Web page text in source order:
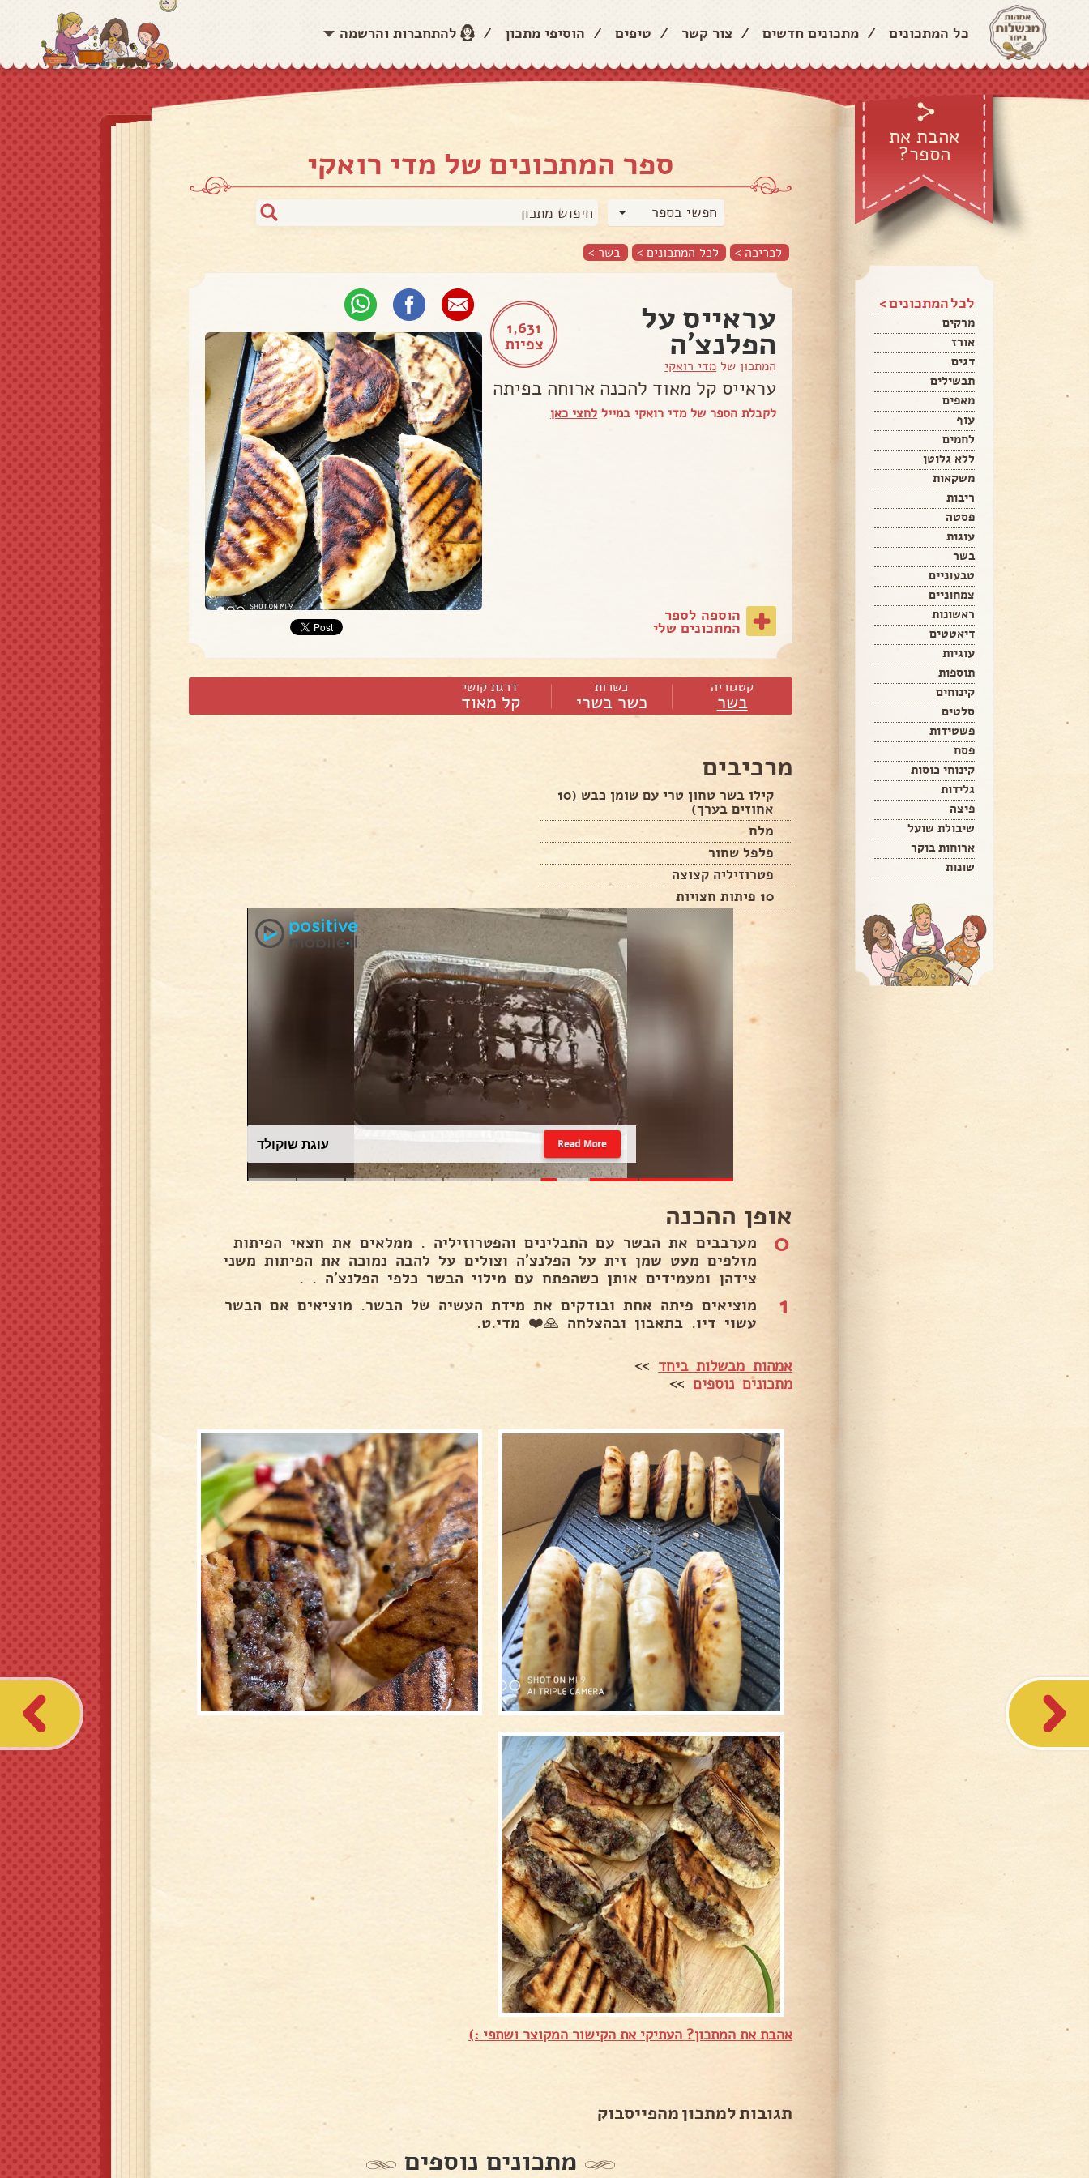
כל המתכונים / מתכונים חדשים / צור קשר / טיפים / הוסיפי מתכון / להתחברות והרשמה
אהבת את
הספר?
לכל המתכונים >
מרקים
אורז
דגים
תבשילים
מאפים
עוף
לחמים
ללא גלוטן
משקאות
ריבות
פסטה
עוגות
בשר
טבעוניים
צמחוניים
ראשונות
דיאטטים
עוגיות
תוספות
קינוחים
סלטים
פשטידות
פסח
קינוחי כוסות
גלידות
פיצה
שיבולת שועל
ארוחות בוקר
שונות
ספר המתכונים של מדי רואקי
חפשי בספר
לכריכה > לכל המתכונים > בשר >
1,631
צפיות
עראייס על
הפלנצ'ה
המתכון של מדי רואקי
עראייס קל מאוד להכנה ארוחה בפיתה
לקבלת הספר של מדי רואקי במייל לחצי כאן
הוספה לספר
המתכונים שלי
קטגוריה
בשר
כשרות
כשר בשרי
דרגת קושי
קל מאוד
מרכיבים
קילו בשר טחון טרי עם שומן כבש (10
אחוזים בערך)
מלח
פלפל שחור
פטרוזיליה קצוצה
10 פיתות חצויות
עוגת שוקולד Read More
אופן ההכנה
0
מערבבים את הבשר עם התבלינים והפטרוזיליה . ממלאים את חצאי הפיתות
מזלפים מעט שמן זית על הפלנצ'ה וצולים על להבה נמוכה את הפיתות משני
צידהן ומעמידים אותן כשהפתח עם מילוי הבשר כלפי הפלנצ'ה . .
1
מוציאים פיתה אחת ובודקים את מידת העשיה של הבשר. מוציאים אם הבשר
עשוי דיו. בתאבון ובהצלחה 🙏❤️ מדי.ט.
אמהות מבשלות ביחד >>
מתכונים נוספים>>
אהבת את המתכון? העתיקי את הקישור המקוצר ושתפי :)
תגובות למתכון מהפייסבוק
מתכונים נוספים